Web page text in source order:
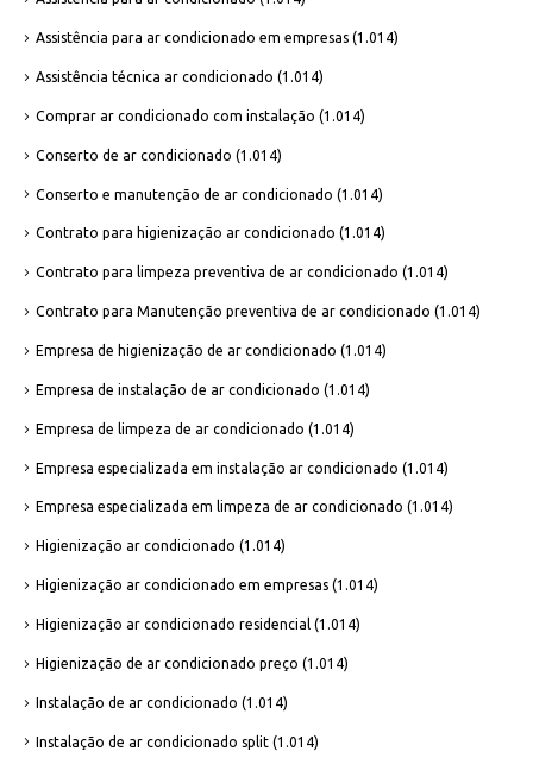
Assistência para ar condicionado em empresas (1.014)
Assistência técnica ar condicionado (1.014)
Comprar ar condicionado com instalação (1.014)
Conserto de ar condicionado (1.014)
Conserto e manutenção de ar condicionado (1.014)
Contrato para higienização ar condicionado (1.014)
Contrato para limpeza preventiva de ar condicionado (1.014)
Contrato para Manutenção preventiva de ar condicionado (1.014)
Empresa de higienização de ar condicionado (1.014)
Empresa de instalação de ar condicionado (1.014)
Empresa de limpeza de ar condicionado (1.014)
Empresa especializada em instalação ar condicionado (1.014)
Empresa especializada em limpeza de ar condicionado (1.014)
Higienização ar condicionado (1.014)
Higienização ar condicionado em empresas (1.014)
Higienização ar condicionado residencial (1.014)
Higienização de ar condicionado preço (1.014)
Instalação de ar condicionado (1.014)
Instalação de ar condicionado split (1.014)